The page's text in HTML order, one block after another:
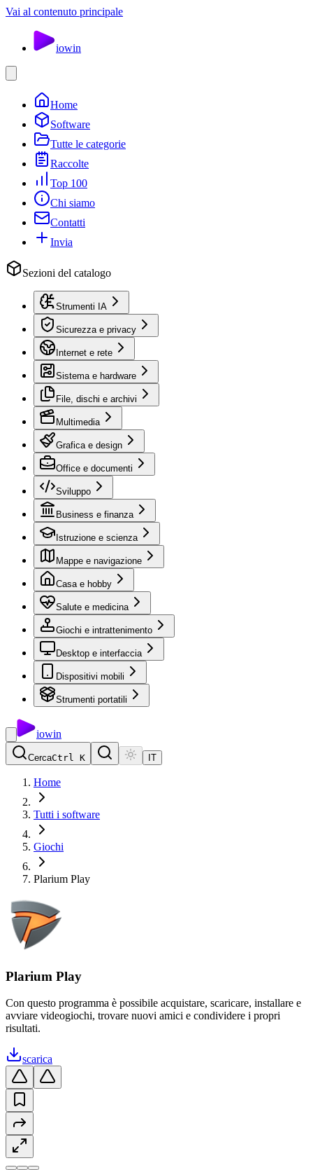
Vai al contenuto principale
iowin
Home
Software
Tutte le categorie
Raccolte
Top 100
Chi siamo
Contatti
Invia
Sezioni del catalogo
Strumenti IA
Sicurezza e privacy
Internet e rete
Sistema e hardware
File, dischi e archivi
Multimedia
Grafica e design
Office e documenti
Sviluppo
Business e finanza
Istruzione e scienza
Mappe e navigazione
Casa e hobby
Salute e medicina
Giochi e intrattenimento
Desktop e interfaccia
Dispositivi mobili
Strumenti portatili
iowin
CercaCtrl K IT
Home
Tutti i software
Giochi
Plarium Play
Plarium Play
Con questo programma è possibile acquistare, scaricare, installare e
avviare videogiochi, trovare nuovi amici e condividere i propri
risultati.
scarica